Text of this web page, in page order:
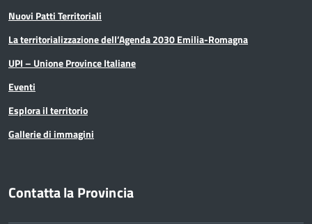
Nuovi Patti Territoriali
La territorializzazione dell’Agenda 2030 Emilia-Romagna
UPI – Unione Province Italiane
Eventi
Esplora il territorio
Gallerie di immagini
Contatta la Provincia